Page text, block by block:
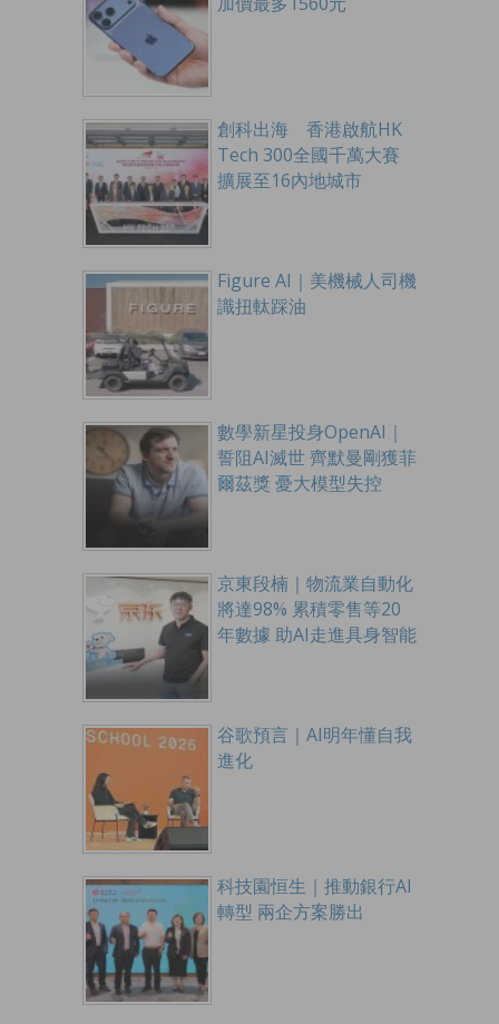
創科出海 香港啟航HK
Tech 300全國千萬大賽
擴展至16內地城市
Figure AI｜美機械人司機
識扭軚踩油
數學新星投身OpenAI｜
誓阻AI滅世 齊默曼剛獲菲
爾茲獎 憂大模型失控
京東段楠｜物流業自動化
將達98% 累積零售等20
年數據 助AI走進具身智能
谷歌預言｜AI明年懂自我
進化
科技園恒生｜推動銀行AI
轉型 兩企方案勝出